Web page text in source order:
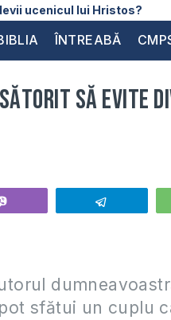
ucenicul lui Hristos?
ÎNTREABĂ
să evite
sfătui un cuplu